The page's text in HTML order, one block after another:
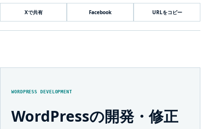
Xで共有 Facebook URLをコピー
WORDPRESS DEVELOPMENT
WordPressの開発・修正